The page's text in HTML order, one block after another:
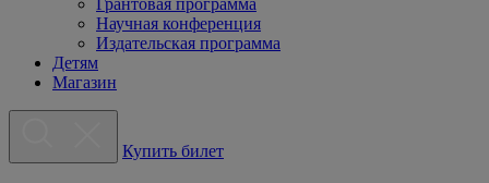
Грантовая программа
Научная конференция
Издательская программа
Детям
Магазин
Купить билет